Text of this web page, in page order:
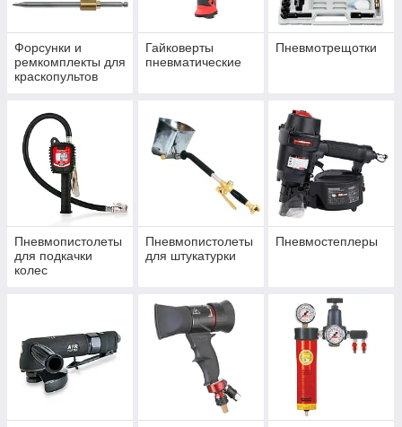
Форсунки и
ремкомплекты для
краскопультов
Гайковерты
пневматические
Пневмотрещотки
Пневмопистолеты
для подкачки
колес
Пневмопистолеты
для штукатурки
Пневмостеплеры